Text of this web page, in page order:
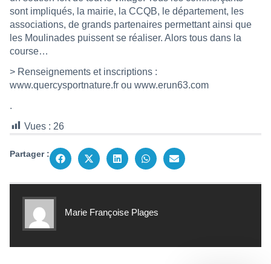
sont impliqués, la mairie, la CCQB, le département, les
associations, de grands partenaires permettant ainsi que
les Moulinades puissent se réaliser. Alors tous dans la
course…
> Renseignements et inscriptions :
www.quercysportnature.fr ou www.erun63.com
.
Vues : 26
Partager :
Marie Françoise Plages